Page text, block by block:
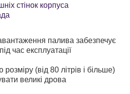
стінок корпуса
палива забезпечує
час експлуатації
розміру (від 80 літрів і більше)
великі дрова